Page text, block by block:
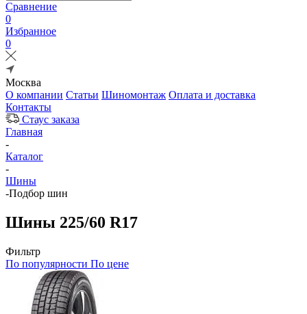
Сравнение
0
Избранное
0
Москва
О компании Статьи Шиномонтаж Оплата и доставка
Контакты
Стаус заказа
Главная
-
Каталог
-
Шины
-Подбор шин
Шины 225/60 R17
Фильтр
По популярности По цене